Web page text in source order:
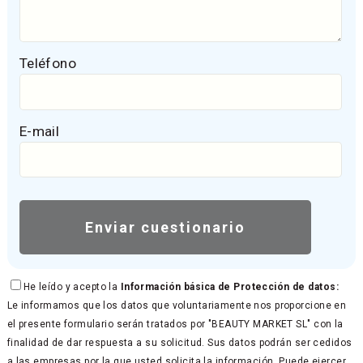
Teléfono
E-mail
He leído y acepto la Información básica de Protección de datos:
Le informamos que los datos que voluntariamente nos proporcione en
el presente formulario serán tratados por "BEAUTY MARKET SL" con la
finalidad de dar respuesta a su solicitud. Sus datos podrán ser cedidos